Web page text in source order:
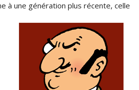
à une génération plus récente, celle